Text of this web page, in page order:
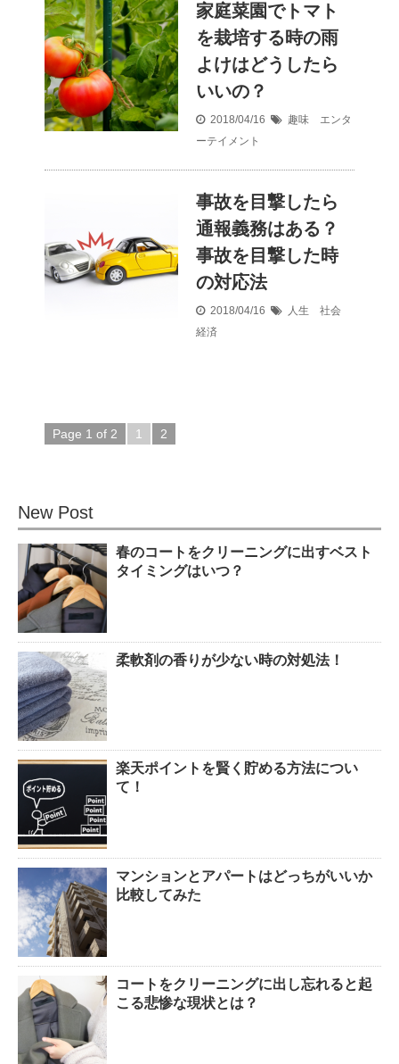
家庭菜園でトマト
を栽培する時の雨
よけはどうしたら
いいの？
2018/04/16
趣味 エンタ
ーテイメント
事故を目撃したら
通報義務はある？
事故を目撃した時
の対応法
2018/04/16
人生 社会
経済
Page 1 of 2 1 2
New Post
春のコートをクリーニングに出すベスト
タイミングはいつ？
柔軟剤の香りが少ない時の対処法！
楽天ポイントを賢く貯める方法につい
て！
マンションとアパートはどっちがいいか
比較してみた
コートをクリーニングに出し忘れると起
こる悲惨な現状とは？